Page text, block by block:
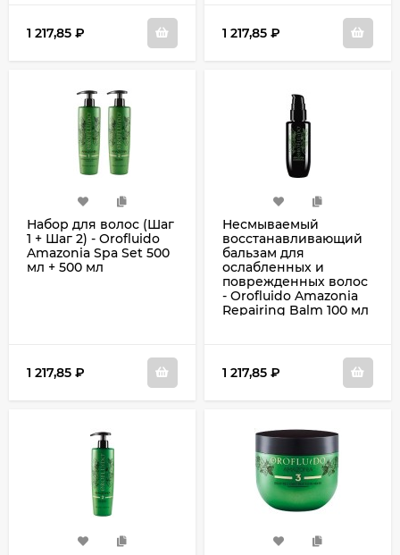
1 217,85 ₽ 1 217,85 ₽
Набор для волос (Шаг
1 + Шаг 2) - Orofluido
Amazonia Spa Set 500
мл + 500 мл
1 217,85 ₽
Несмываемый
восстанавливающий
бальзам для
ослабленных и
поврежденных волос
- Orofluido Amazonia
Repairing Balm 100 мл
1 217,85 ₽